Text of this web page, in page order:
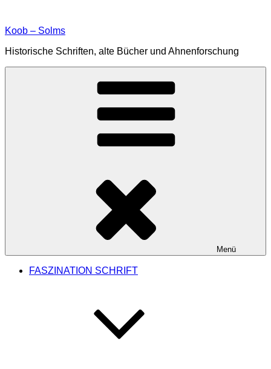
springen
Koob – Solms
Historische Schriften, alte Bücher und Ahnenforschung
Menü
FASZINATION SCHRIFT